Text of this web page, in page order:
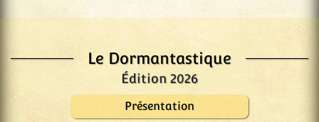
Le Dormantastique
Édition 2026
Présentation